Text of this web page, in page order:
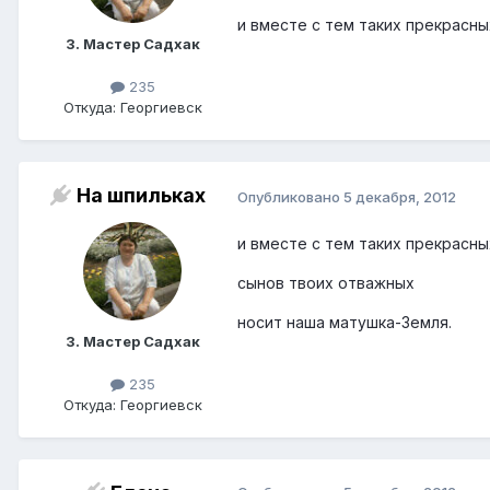
3. Мастер Садхак
235
Откуда: Георгиевск
и вместе с тем таких
На шпильках
3. Мастер Садхак
235
Откуда: Георгиевск
Опубликовано 5 декабря, 2012
и вместе с тем таких
сынов твоих отважных
носит наша матушка-Земля.